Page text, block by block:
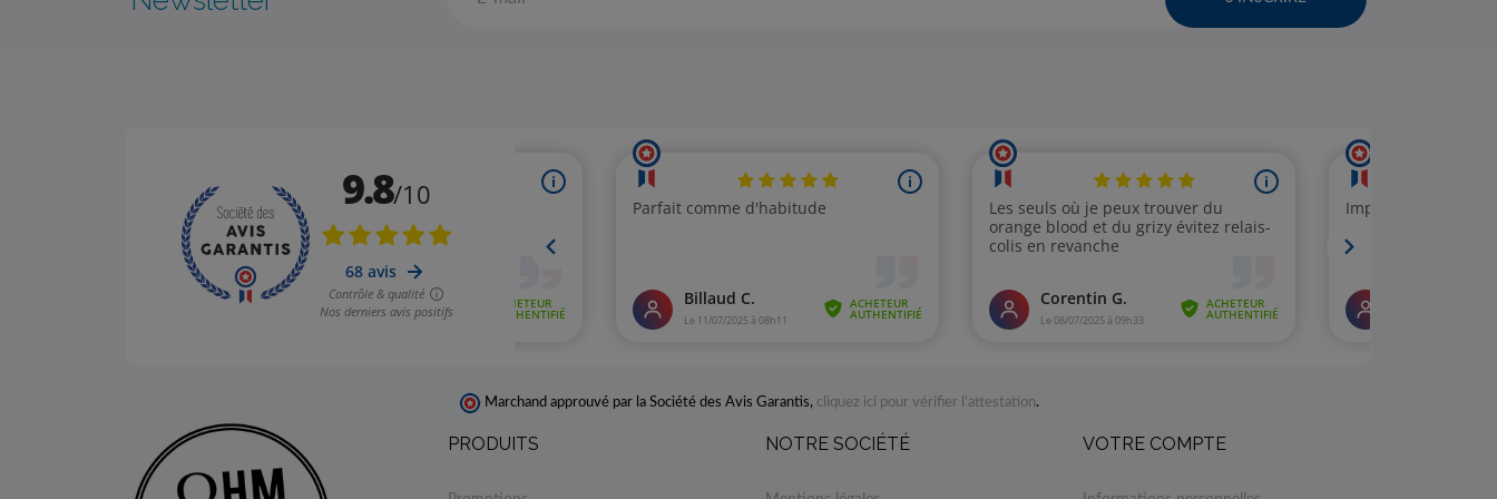
Marchand approuvé par la Société des Avis Garantis, cliquez ici pour vérifier l'attestation.
PRODUITS NOTRE SOCIÉTÉ VOTRE COMPTE